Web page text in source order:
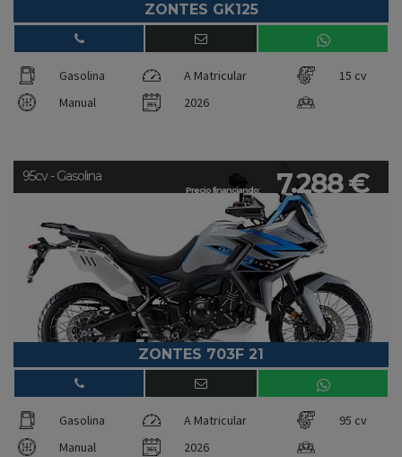
ZONTES GK125
Gasolina A Matricular
15 cv
Manual
2026
Precio financiando: 7.288 €
95cv - Gasolina
ZONTES 703F 21
Gasolina A Matricular
95 cv
Manual
2026